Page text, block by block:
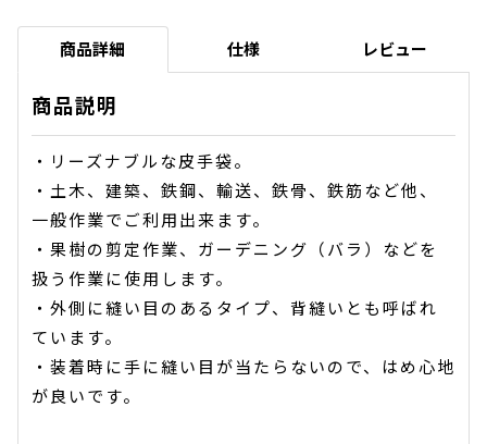
商品詳細 仕様 レビュー
商品説明
・リーズナブルな皮手袋。
・土木、建築、鉄鋼、輸送、鉄骨、鉄筋など他、
一般作業でご利用出来ます。
・果樹の剪定作業、ガーデニング（バラ）などを
扱う作業に使用します。
・外側に縫い目のあるタイプ、背縫いとも呼ばれ
ています。
・装着時に手に縫い目が当たらないので、はめ心地
が良いです。